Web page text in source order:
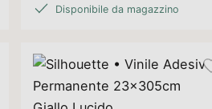
Disponibile da magazzino